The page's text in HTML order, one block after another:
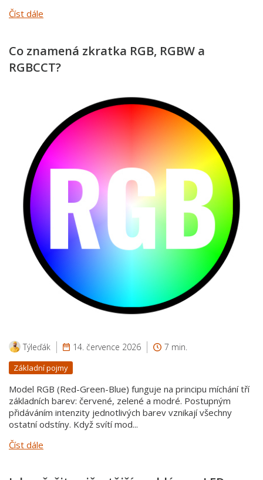
Číst dále
Co znamená zkratka RGB, RGBW a
RGBCCT?
Týleďák 14. července 2026 7 min.
Základní pojmy
Model RGB (Red-Green-Blue) funguje na principu míchání tří
základních barev: červené, zelené a modré. Postupným
přidáváním intenzity jednotlivých barev vznikají všechny
ostatní odstíny. Když svítí mod...
Číst dále